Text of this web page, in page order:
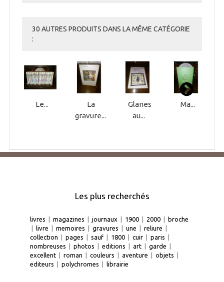
30 AUTRES PRODUITS DANS LA MÊME CATÉGORIE
:
Le...
La
gravure...
Glanes
au...
Ma...
Les plus recherchés
livres | magazines | journaux | 1900 | 2000 | broche
| livre | memoires | gravures | une | reliure |
collection | pages | sauf | 1800 | cuir | paris |
nombreuses | photos | editions | art | garde |
excellent | roman | couleurs | aventure | objets |
editeurs | polychromes | librairie